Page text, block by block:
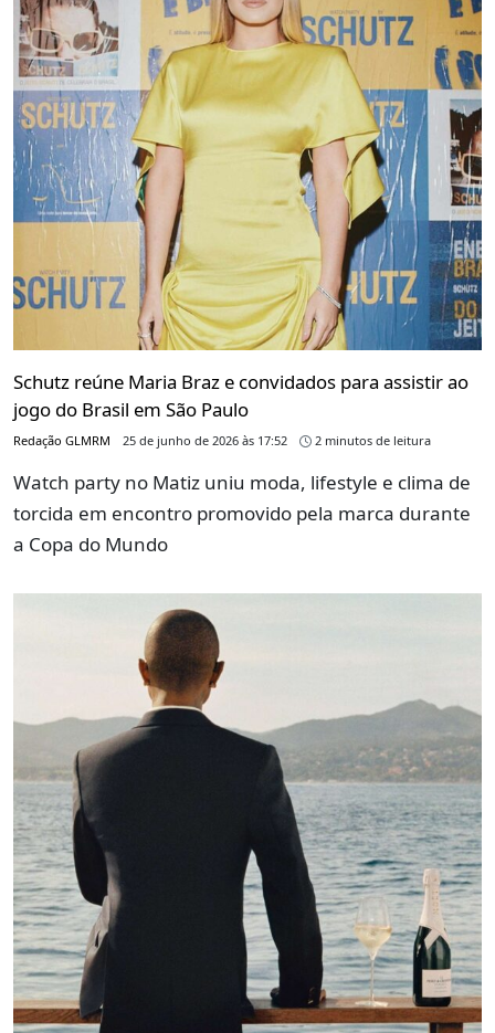
Schutz reúne Maria Braz e convidados para assistir ao
jogo do Brasil em São Paulo
Redação GLMRM 25 de junho de 2026 às 17:52 2 minutos de leitura
Watch party no Matiz uniu moda, lifestyle e clima de
torcida em encontro promovido pela marca durante
a Copa do Mundo